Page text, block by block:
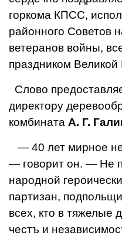
горкома КПСС,
районного Советов
ветеранов войны,
праздником
Слово
директору
комбината А. Г.
— 40 лет мирное
— говорит он. — Не
народной
партизан,
всех, кто в тяжелые
честъ и